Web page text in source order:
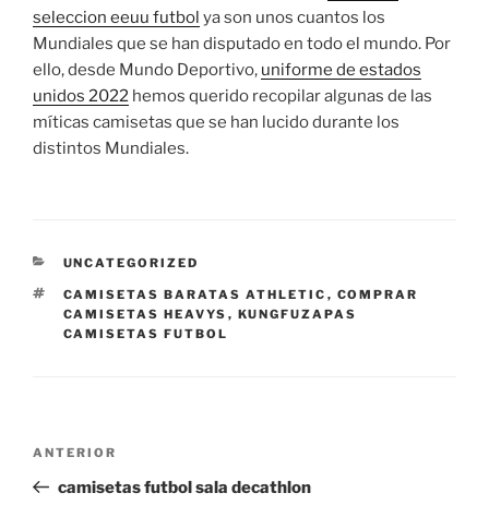
seleccion eeuu futbol ya son unos cuantos los
Mundiales que se han disputado en todo el mundo. Por
ello, desde Mundo Deportivo, uniforme de estados
unidos 2022 hemos querido recopilar algunas de las
míticas camisetas que se han lucido durante los
distintos Mundiales.
CATEGORÍAS
UNCATEGORIZED
ETIQUETAS
CAMISETAS BARATAS ATHLETIC , COMPRAR
CAMISETAS HEAVYS , KUNGFUZAPAS
CAMISETAS FUTBOL
entradas
Entrada
anterior:
ANTERIOR
camisetas futbol sala decathlon